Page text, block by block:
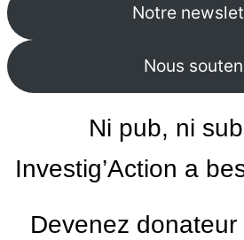
Notre
Nous
Ni pub, ni
Investig’Action a
Devenez